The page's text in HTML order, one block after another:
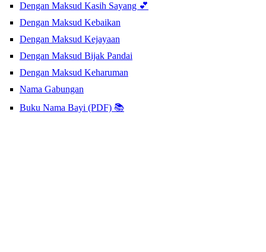
Dengan Maksud Kasih Sayang 💕
Dengan Maksud Kebaikan
Dengan Maksud Kejayaan
Dengan Maksud Bijak Pandai
Dengan Maksud Keharuman
Nama Gabungan
Buku Nama Bayi (PDF) 📚